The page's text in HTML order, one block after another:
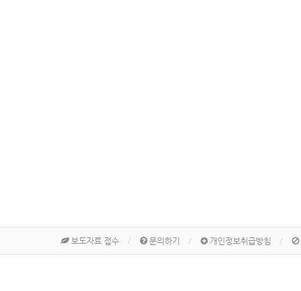
보도자료 접수 문의하기 개인정보취급방침